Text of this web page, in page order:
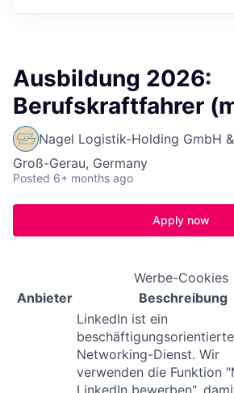
Ausbildung 2026:
Berufskraftfahrer
Nagel Logistik-Holding GmbH
Groß-Gerau, Germany
Posted 6+ months ago
Apply now
Werbe-Cookies
Anbieter
Beschreibung
LinkedIn ist ein
Networking-Dienst. Wir
verwenden die Funktion
LinkedIn bewerben",